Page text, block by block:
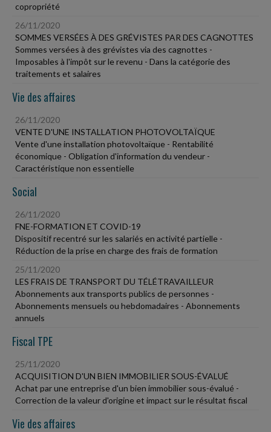
copropriété
26/11/2020
SOMMES VERSÉES À DES GRÉVISTES PAR DES CAGNOTTES
Sommes versées à des grévistes via des cagnottes -
Imposables à l'impôt sur le revenu - Dans la catégorie des
traitements et salaires
Vie des affaires
26/11/2020
VENTE D'UNE INSTALLATION PHOTOVOLTAÏQUE
Vente d'une installation photovoltaïque - Rentabilité
économique - Obligation d'information du vendeur -
Caractéristique non essentielle
Social
26/11/2020
FNE-FORMATION ET COVID-19
Dispositif recentré sur les salariés en activité partielle -
Réduction de la prise en charge des frais de formation
25/11/2020
LES FRAIS DE TRANSPORT DU TÉLÉTRAVAILLEUR
Abonnements aux transports publics de personnes -
Abonnements mensuels ou hebdomadaires - Abonnements
annuels
Fiscal TPE
25/11/2020
ACQUISITION D'UN BIEN IMMOBILIER SOUS-ÉVALUÉ
Achat par une entreprise d'un bien immobilier sous-évalué -
Correction de la valeur d'origine et impact sur le résultat fiscal
Vie des affaires